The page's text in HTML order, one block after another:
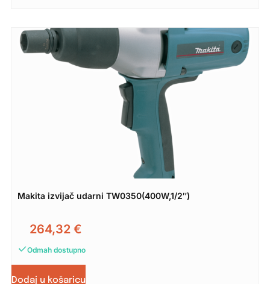
Makita izvijač udarni TW0350(400W,1/2″)
264,32 €
Odmah dostupno
Dodaj u košaricu